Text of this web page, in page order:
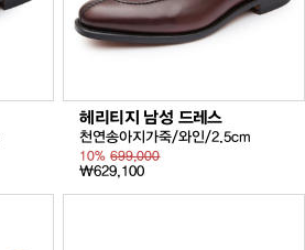
헤리티지 남성 드레스
천연송아지가죽/와인/2.5cm
10%699,000
₩629,100